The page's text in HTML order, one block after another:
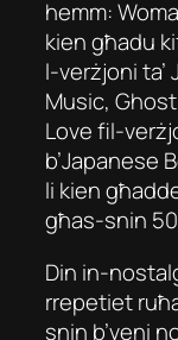
hemm:
kien għadu
l-verżjoni ta’
Music,
Love fil-
b’Japanese
li kien
għas-snin
Din in-
rrepetiet
snin b’veni